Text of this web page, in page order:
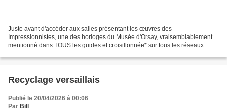
Juste avant d'accéder aux salles présentant les œuvres des
Impressionnistes, une des horloges du Musée d'Orsay, vraisemblablement
mentionné dans TOUS les guides et croisillonnée* sur tous les réseaux
Recyclage versaillais
Publié le 20/04/2026 à 00:06
Par Bill